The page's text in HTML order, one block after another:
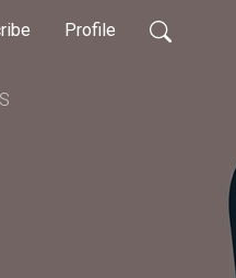
Profile